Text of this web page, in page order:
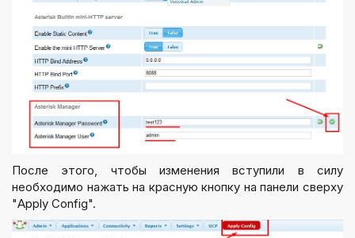
После этого, чтобы изменения вступили в силу
необходимо нажать на красную кнопку на панели сверху
"Apply Config".